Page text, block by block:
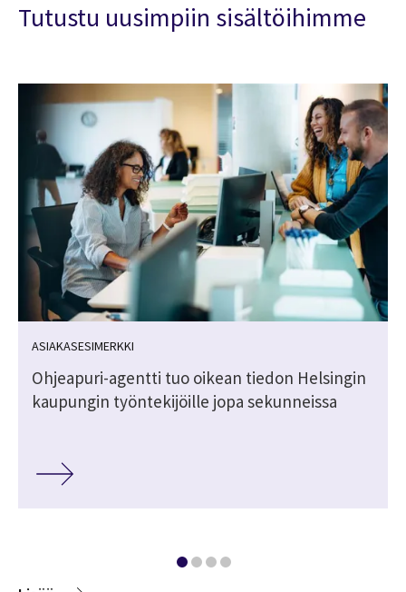
Tutustu uusimpiin sisältöihimme
ASIAKASESIMERKKI
Ohjeapuri-agentti tuo oikean tiedon Helsingin
kaupungin työntekijöille jopa sekunneissa